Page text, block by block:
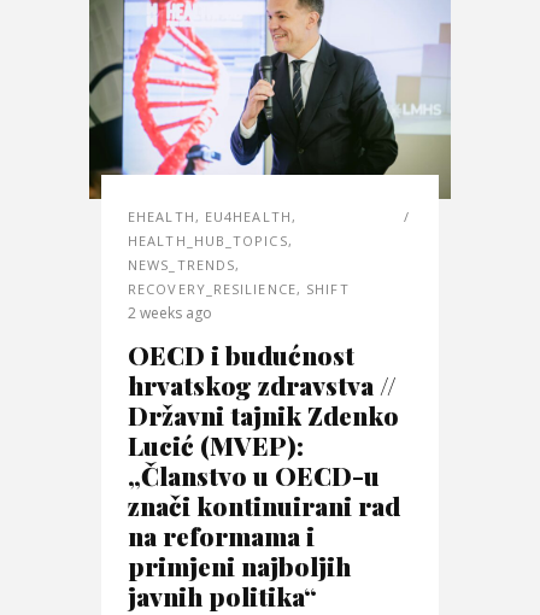
EHEALTH, EU4HEALTH,
HEALTH_HUB_TOPICS,
NEWS_TRENDS,
RECOVERY_RESILIENCE, SHIFT
2 weeks ago
OECD i budućnost
hrvatskog zdravstva //
Državni tajnik Zdenko
Lucić (MVEP):
„Članstvo u OECD-u
znači kontinuirani rad
na reformama i
primjeni najboljih
javnih politika“